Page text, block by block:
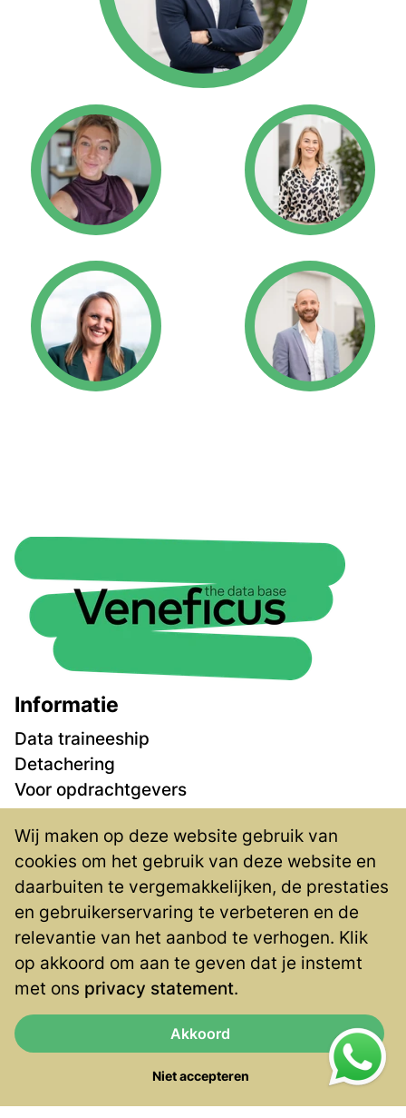
Informatie
Data traineeship
Detachering
Voor opdrachtgevers
Vacatures
Over ons
Contact
Privacy
Contact
Blaak 555
3011 GB Rotterdam
(010) 4047 333
info@veneficus.nl
Wij maken op deze website gebruik van
cookies om het gebruik van deze website en
daarbuiten te vergemakkelijken, de prestaties
en gebruikerservaring te verbeteren en de
relevantie van het aanbod te verhogen. Klik
op akkoord om aan te geven dat je instemt
met ons privacy statement.
Akkoord
Niet accepteren